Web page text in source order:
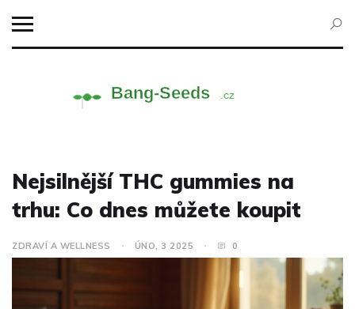
Nejsilnější THC gummies na
trhu: Co dnes můžete koupit
ZDRAVÍ A WELLNESS ÚNO, 3 2025 0